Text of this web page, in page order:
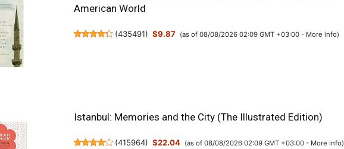
American World
(435491) $9.87 (as of 08/08/2026 02:09 GMT +03:00 - More info)
Istanbul: Memories and the City (The Illustrated Edition)
(415964) $22.04 (as of 08/08/2026 02:09 GMT +03:00 - More info)